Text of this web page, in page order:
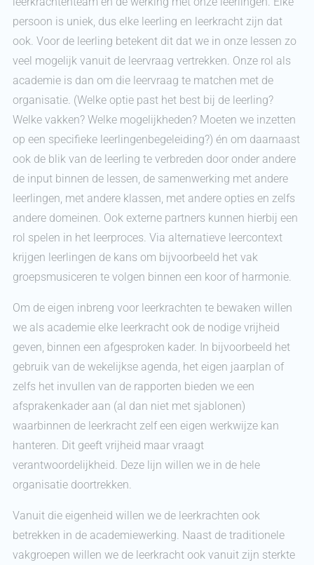
persoon is uniek, dus elke leerling en leerkracht zijn dat
ook. Voor de leerling betekent dit dat we in onze lessen zo
veel mogelijk vanuit de leervraag vertrekken. Onze rol als
academie is dan om die leervraag te matchen met de
organisatie. (Welke optie past het best bij de leerling?
Welke vakken? Welke mogelijkheden? Moeten we inzetten
op een specifieke leerlingenbegeleiding?) én om daarnaast
ook de blik van de leerling te verbreden door onder andere
de input binnen de lessen, de samenwerking met andere
leerlingen, met andere klassen, met andere opties en zelfs
andere domeinen. Ook externe partners kunnen hierbij een
rol spelen in het leerproces. Via alternatieve leercontext
krijgen leerlingen de kans om bijvoorbeeld het vak
groepsmusiceren te volgen binnen een koor of harmonie.
Om de eigen inbreng voor leerkrachten te bewaken willen
we als academie elke leerkracht ook de nodige vrijheid
geven, binnen een afgesproken kader. In bijvoorbeeld het
gebruik van de wekelijkse agenda, het eigen jaarplan of
zelfs het invullen van de rapporten bieden we een
afsprakenkader aan (al dan niet met sjablonen)
waarbinnen de leerkracht zelf een eigen werkwijze kan
hanteren. Dit geeft vrijheid maar vraagt
verantwoordelijkheid. Deze lijn willen we in de hele
organisatie doortrekken.
Vanuit die eigenheid willen we de leerkrachten ook
betrekken in de academiewerking. Naast de traditionele
vakgroepen willen we de leerkracht ook vanuit zijn sterkte